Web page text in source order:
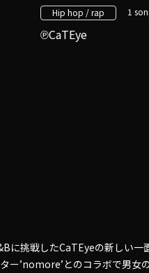
Hip hop / rap 1
CaTEye
に挑戦したCaTEyeの新しい
ー’nomore’とのコラボで男